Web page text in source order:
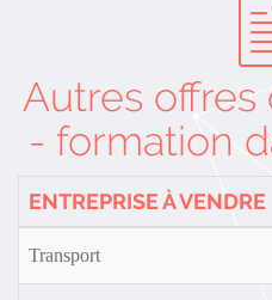
Autres
- formation
ENTREPRISE À VENDRE
Transport